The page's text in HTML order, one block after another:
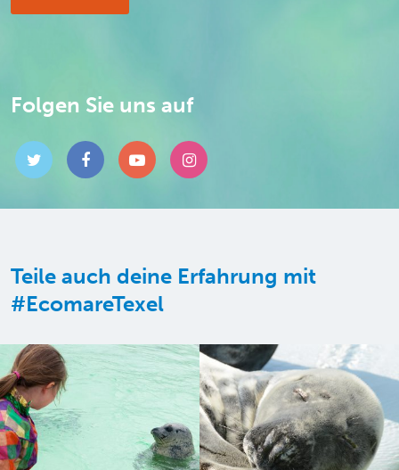
Folgen Sie uns auf
Teile auch deine Erfahrung mit
#EcomareTexel